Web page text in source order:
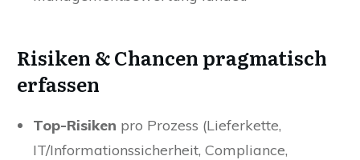
Risiken & Chancen pragmatisch
erfassen
Top-Risiken pro Prozess (Lieferkette,
IT/Informationssicherheit, Compliance,